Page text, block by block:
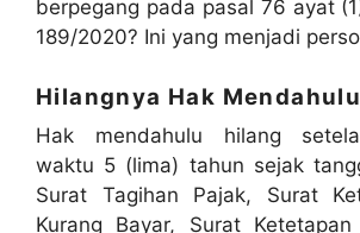
berpegang pada pasal 76 ayat
189/2020? Ini yang menjadi
Hilangnya Hak
Hak mendahulu hilang
waktu 5 (lima) tahun sejak
Surat Tagihan Pajak, Surat
Kurang Bayar, Surat